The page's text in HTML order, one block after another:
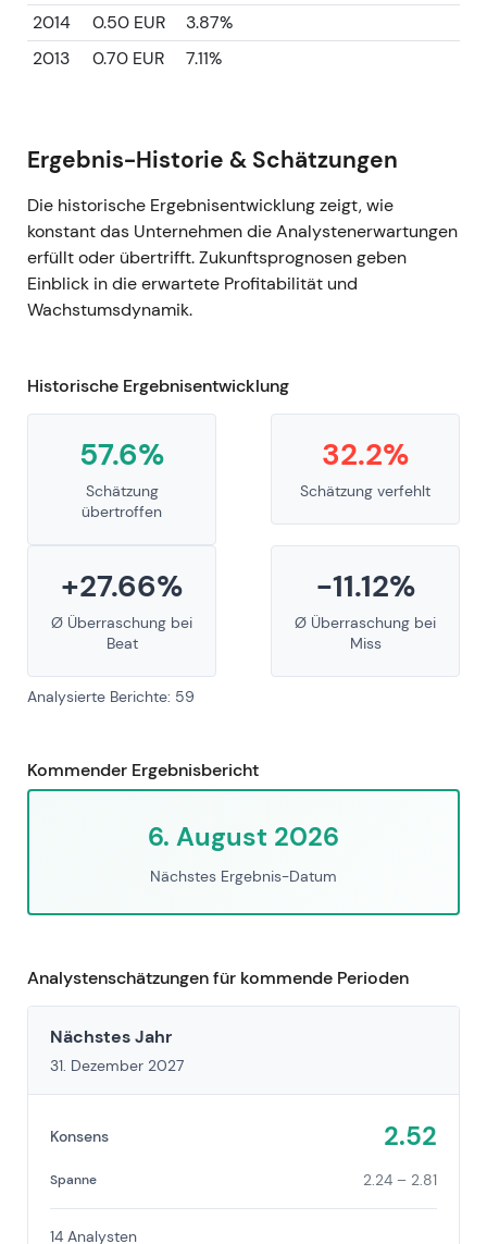
2014
0.50 EUR
3.87%
2013
0.70 EUR 7.11%
Ergebnis-Historie & Schätzungen
Die historische Ergebnisentwicklung zeigt, wie
konstant das Unternehmen die Analystenerwartungen
erfüllt oder übertrifft. Zukunftsprognosen geben
Einblick in die erwartete Profitabilität und
Wachstumsdynamik.
Historische Ergebnisentwicklung
57.6%
Schätzung
übertroffen
32.2%
Schätzung verfehlt
+27.66%
Ø Überraschung bei
Beat
-11.12%
Ø Überraschung bei
Miss
Analysierte Berichte: 59
Kommender Ergebnisbericht
6. August 2026
Nächstes Ergebnis-Datum
Analystenschätzungen für kommende Perioden
Nächstes Jahr
31. Dezember 2027
Konsens 2.52
Spanne 2.24 – 2.81
14 Analysten